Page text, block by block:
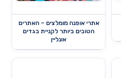
אתרי אופנה מומלצים – האתרים
הטובים ביותר לקניית בגדים
אונליין